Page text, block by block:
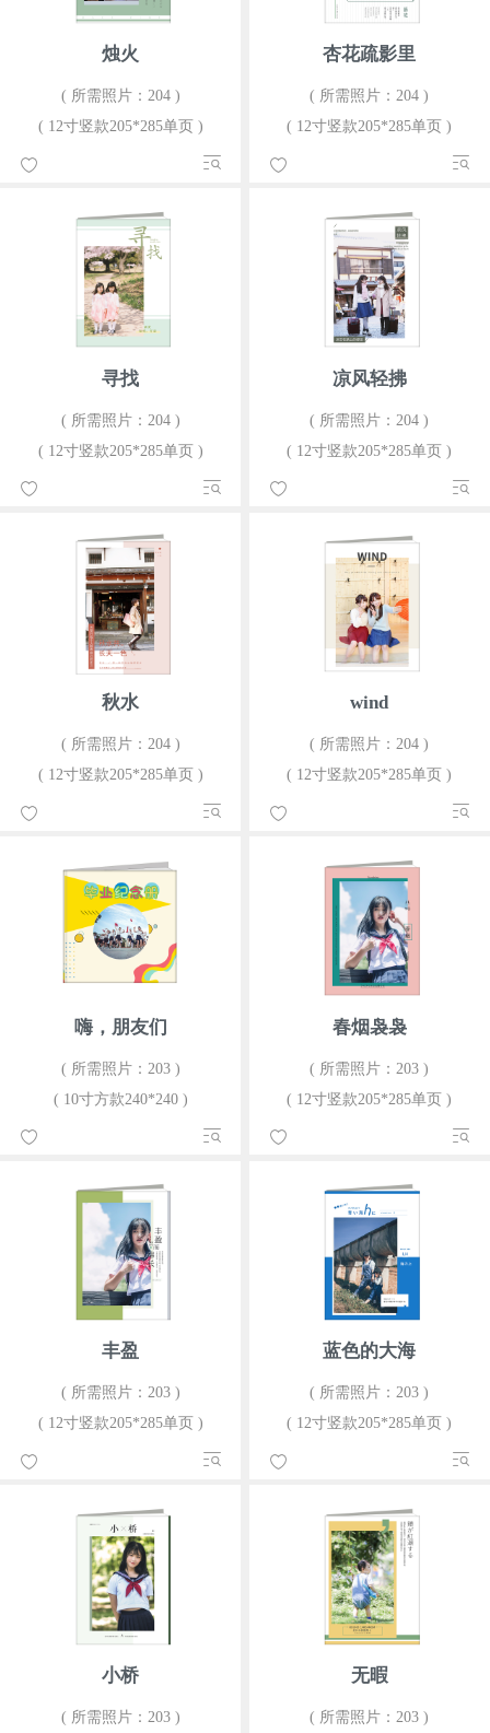
烛火
( 所需照片：204 )
( 12寸竖款205*285单页 )
杏花疏影里
( 所需照片：204 )
( 12寸竖款205*285单页 )
寻找
( 所需照片：204 )
( 12寸竖款205*285单页 )
凉风轻拂
( 所需照片：204 )
( 12寸竖款205*285单页 )
秋水
( 所需照片：204 )
( 12寸竖款205*285单页 )
wind
( 所需照片：204 )
( 12寸竖款205*285单页 )
嗨，朋友们
( 所需照片：203 )
( 10寸方款240*240 )
春烟袅袅
( 所需照片：203 )
( 12寸竖款205*285单页 )
丰盈
( 所需照片：203 )
( 12寸竖款205*285单页 )
蓝色的大海
( 所需照片：203 )
( 12寸竖款205*285单页 )
小桥
( 所需照片：203 )
无暇
( 所需照片：203 )